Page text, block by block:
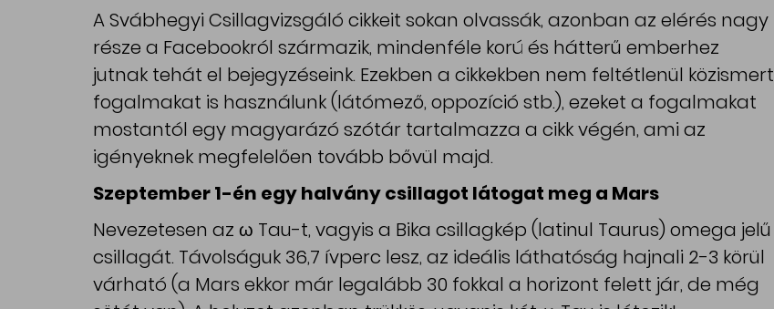
A Svábhegyi Csillagvizsgáló cikkeit sokan olvassák, azonban az elérés nagy
része a Facebookról származik, mindenféle korú és hátterű emberhez
jutnak tehát el bejegyzéseink. Ezekben a cikkekben nem feltétlenül közismert
fogalmakat is használunk (látómező, oppozíció stb.), ezeket a fogalmakat
mostantól egy magyarázó szótár tartalmazza a cikk végén, ami az
igényeknek megfelelően tovább bővül majd.
Szeptember 1-én egy halvány csillagot látogat meg a Mars
Nevezetesen az ω Tau-t, vagyis a Bika csillagkép (latinul Taurus) omega jelű
csillagát. Távolságuk 36,7 ívperc lesz, az ideális láthatóság hajnali 2-3 körül
várható (a Mars ekkor már legalább 30 fokkal a horizont felett jár, de még